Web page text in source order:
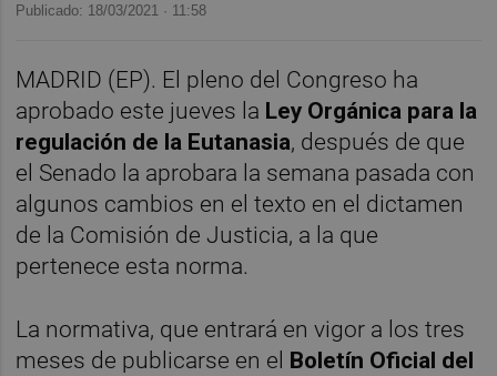
Publicado: 18/03/2021 · 11:58
MADRID (EP). El pleno del Congreso ha
aprobado este jueves la Ley Orgánica para la
regulación de la Eutanasia, después de que
el Senado la aprobara la semana pasada con
algunos cambios en el texto en el dictamen
de la Comisión de Justicia, a la que
pertenece esta norma.
La normativa, que entrará en vigor a los tres
meses de publicarse en el Boletín Oficial del